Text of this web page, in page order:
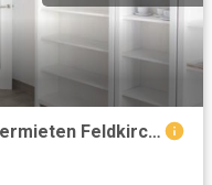
Wohnung 1 Schlafzimmer Zu Vermieten Feldkirch AUT 525 ES102251275